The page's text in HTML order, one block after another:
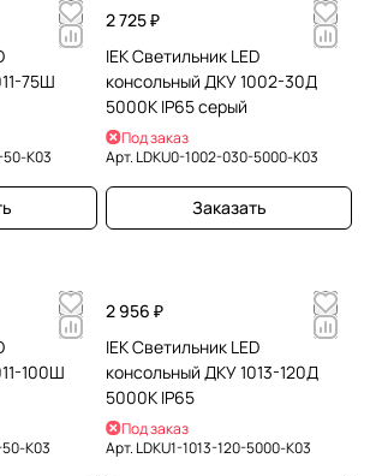
75Ш
50-K03
2 725 ₽
IEK Светильник LED
консольный ДКУ 1002-30Д
5000К IP65 серый
Под заказ
Арт. LDKU0-1002-030-5000-K03
Заказать
100Ш
50-K03
2 956 ₽
IEK Светильник LED
консольный ДКУ 1013-120Д
5000К IP65
Под заказ
Арт. LDKU1-1013-120-5000-K03